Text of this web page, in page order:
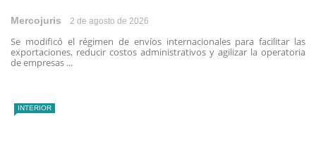
Mercojuris 2 de agosto de 2026
Se modificó el régimen de envíos internacionales para facilitar las
exportaciones, reducir costos administrativos y agilizar la operatoria
de empresas ...
INTERIOR